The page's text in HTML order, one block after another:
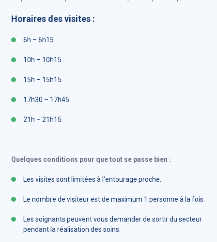
Horaires des visites :
6h – 6h15
10h – 10h15
15h – 15h15
17h30 – 17h45
21h – 21h15
Quelques conditions pour que tout se passe bien :
Les visites sont limitées à l’entourage proche.
Le nombre de visiteur est de maximum 1 personne à la fois.
Les soignants peuvent vous demander de sortir du secteur
pendant la réalisation des soins.